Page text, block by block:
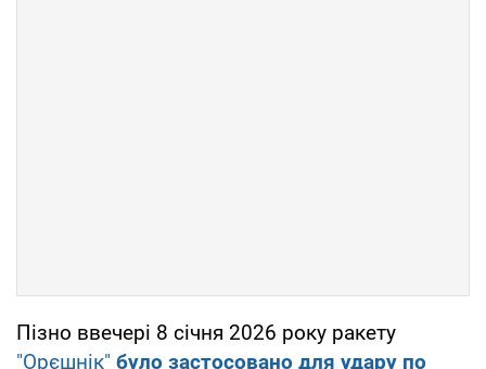
Пізно ввечері 8 січня 2026 року ракету
"Орєшнік" було застосовано для удару по